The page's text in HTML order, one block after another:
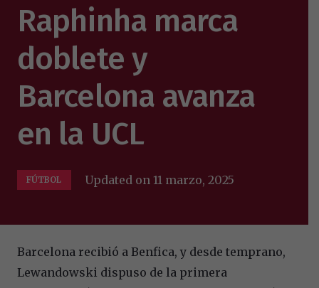
Raphinha marca
doblete y
Barcelona avanza
en la UCL
FÚTBOL Updated on 11 marzo, 2025
Barcelona recibió a Benfica, y desde temprano,
Lewandowski dispuso de la primera